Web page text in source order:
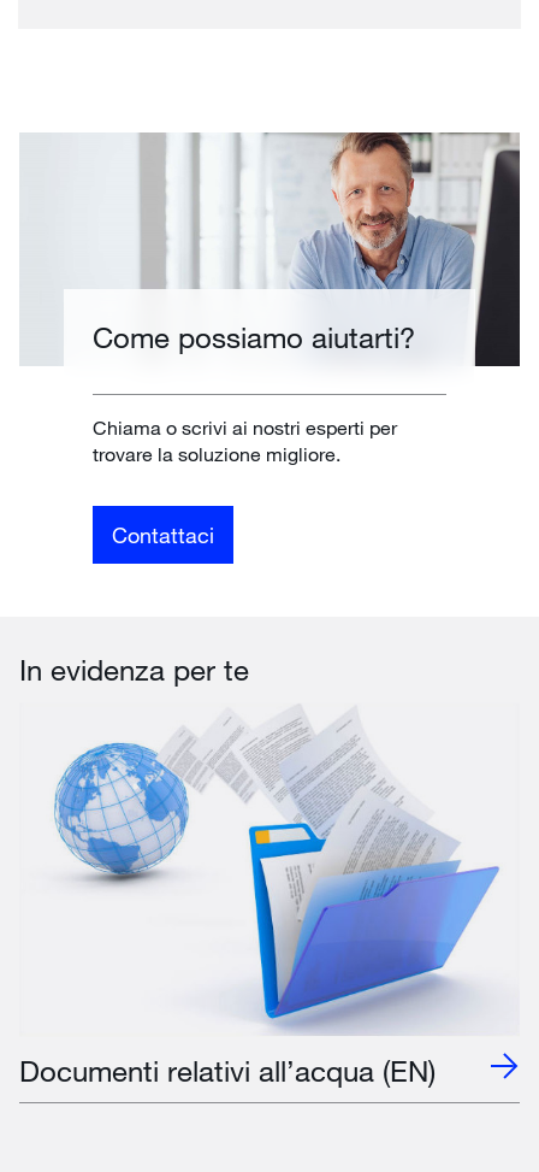
Come possiamo aiutarti?
Chiama o scrivi ai nostri esperti per
trovare la soluzione migliore.
Contattaci
In evidenza per te
Documenti relativi all’acqua (EN)